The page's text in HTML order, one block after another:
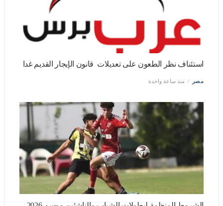
استئناف نظر الطعون على تعديلات قانون الإيجار القديم غدا
منذ ساعة واحدة